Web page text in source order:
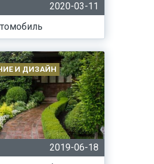
2020-03-11
И ДИЗАЙН
2019-06-18